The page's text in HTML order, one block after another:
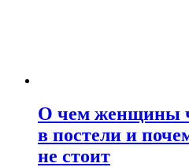
О чем женщины
в постели и
не стоит